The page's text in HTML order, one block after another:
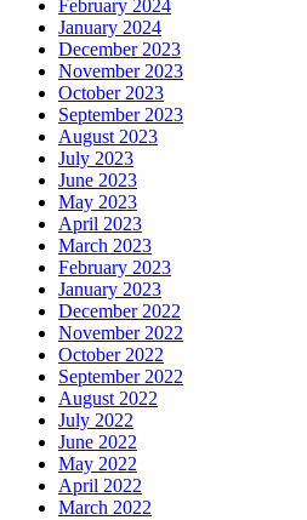
February 2024
January 2024
December 2023
November 2023
October 2023
September 2023
August 2023
July 2023
June 2023
May 2023
April 2023
March 2023
February 2023
January 2023
December 2022
November 2022
October 2022
September 2022
August 2022
July 2022
June 2022
May 2022
April 2022
March 2022